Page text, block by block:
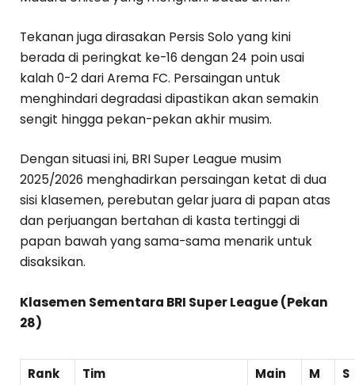
Tekanan juga dirasakan Persis Solo yang kini
berada di peringkat ke-16 dengan 24 poin usai
kalah 0-2 dari Arema FC. Persaingan untuk
menghindari degradasi dipastikan akan semakin
sengit hingga pekan-pekan akhir musim.
Dengan situasi ini, BRI Super League musim
2025/2026 menghadirkan persaingan ketat di dua
sisi klasemen, perebutan gelar juara di papan atas
dan perjuangan bertahan di kasta tertinggi di
papan bawah yang sama-sama menarik untuk
disaksikan.
Klasemen Sementara BRI Super League (Pekan
28)
Rank Tim Main M
S